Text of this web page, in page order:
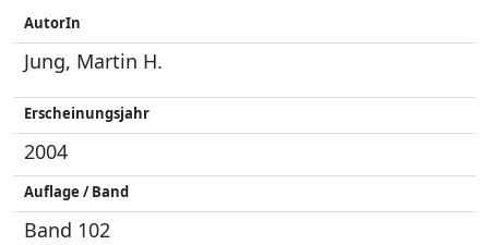
AutorIn
Jung, Martin H.
Erscheinungsjahr
2004
Auflage / Band
Band 102